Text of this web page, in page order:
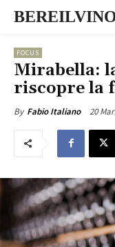
FOCUS
Mirabella:
riscopre la
By Fabio Italiano 20